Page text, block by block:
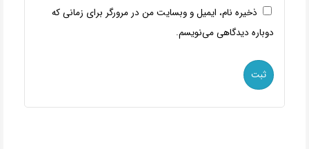
ذخیره نام، ایمیل و وبسایت من در مرورگر برای زمانی که
دوباره دیدگاهی می‌نویسم.